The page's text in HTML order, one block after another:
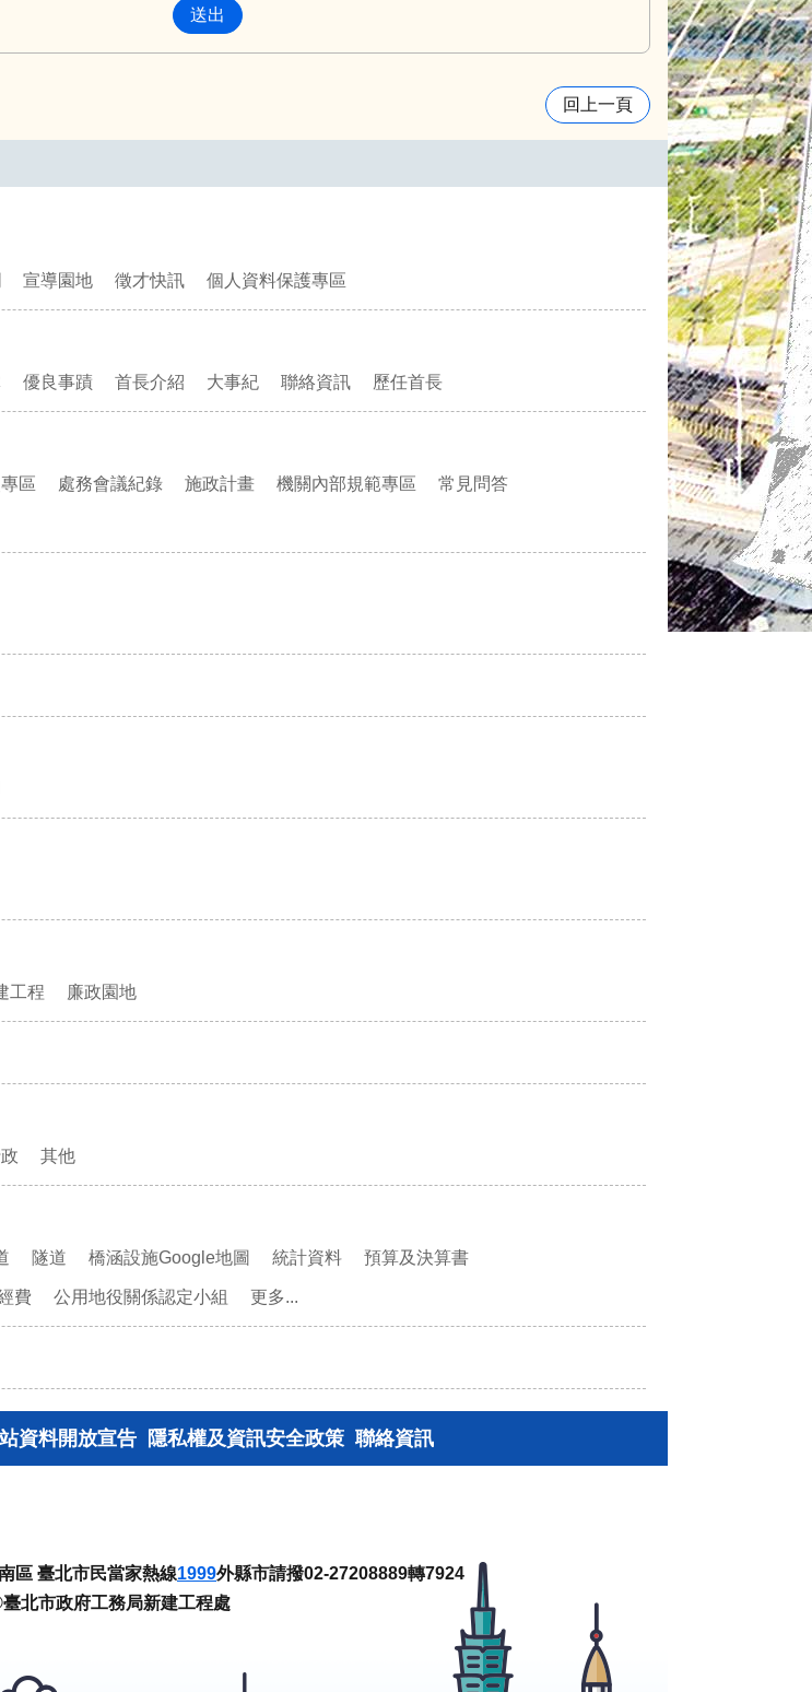
回上一頁
宣導園地 徵才快訊 個人資料保護專區
優良事蹟 首長介紹 大事紀 聯絡資訊 歷任首長
區 處務會議紀錄 施政計畫 機關內部規範專區 常見問答
工程 廉政園地
其他
隧道 橋涵設施Google地圖 統計資料 預算及決算書
費 公用地役關係認定小組 更多...
資料開放宣告 隱私權及資訊安全政策 聯絡資訊
區 臺北市民當家熱線1999外縣市請撥02-27208889轉7924
北市政府工務局新建工程處